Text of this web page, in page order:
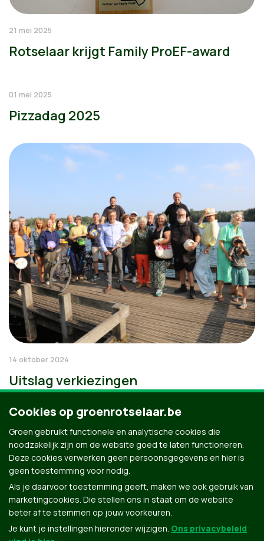
21 mei 2025
Rotselaar krijgt Family ProEF-award
01 mei 2025
Pizzadag 2025
14 oktober 2024
Uitslag verkiezingen
Cookies op groenrotselaar.be
Groen gebruikt functionele en analytische cookies die
noodzakelijk zijn om de website goed te laten functioneren.
Deze cookies verwerken geen persoonsgegevens en hier is
geen toestemming voor nodig.
Als je daarvoor toestemming geeft, maken we ook gebruik van
marketingcookies. Die stellen ons in staat om de website
beter af te stemmen op jouw voorkeuren.
Je kunt je instellingen hieronder wijzigen. Ons privacybeleid